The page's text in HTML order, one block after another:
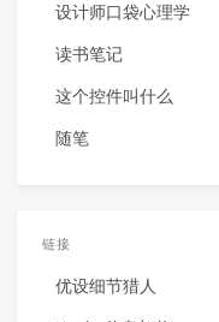
设计师口袋心理学
读书笔记
这个控件叫什么
随笔
链接
优设细节猎人